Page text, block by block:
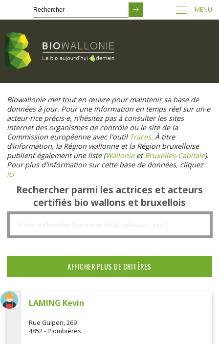
contenu
principal
MENU
Biowallonie met tout en œuvre pour maintenir sa base de
données à jour. Pour une information en temps réel sur un·e
acteur·rice précis·e, n’hésitez pas à consulter les sites
internet des organismes de contrôle ou le site de la
Commission européenne avec l'outil Traces. À titre
d’information, la Région wallonne et la Région bruxelloise
publient également une liste (WallonieetBruxelles-Capitale).
Pour plus d'information sur cette base de données, cliquez
ici
Rechercher parmi les actrices et acteurs
certifiés bio wallons et bruxellois
LAMING Kevin
Rue Gulpen, 269
4852 - Plombières
AFFICHER PLUS DE CRITÈRES